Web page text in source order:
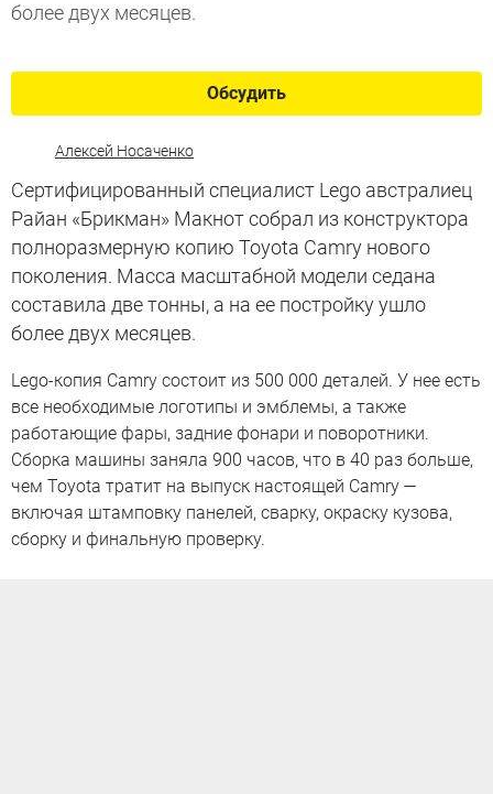
более двух месяцев.
Обсудить
Алексей Носаченко
Сертифицированный специалист Lego австралиец
Райан «Брикман» Макнот собрал из конструктора
полноразмерную копию Toyota Camry нового
поколения. Масса масштабной модели седана
составила две тонны, а на ее постройку ушло
более двух месяцев.
Lego-копия Camry состоит из 500 000 деталей. У нее есть
все необходимые логотипы и эмблемы, а также
работающие фары, задние фонари и поворотники.
Сборка машины заняла 900 часов, что в 40 раз больше,
чем Toyota тратит на выпуск настоящей Camry —
включая штамповку панелей, сварку, окраску кузова,
сборку и финальную проверку.